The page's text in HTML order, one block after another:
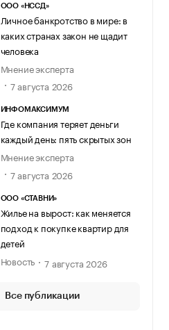
ООО «НССД»
Личное банкротство в мире: в
каких странах закон не щадит
человека
Мнение эксперта
7 августа 2026
ИНФОМАКСИМУМ
Где компания теряет деньги
каждый день: пять скрытых зон
Мнение эксперта
7 августа 2026
ООО «СТАВНИ»
Жилье на вырост: как меняется
подход к покупке квартир для
детей
Новость
7 августа 2026
Все публикации